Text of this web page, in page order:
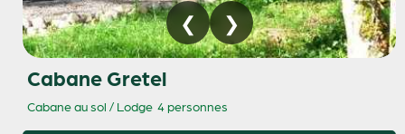
Cabane Gretel
Cabane au sol / Lodge 4 personnes